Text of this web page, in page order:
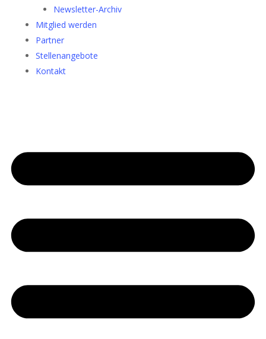
Newsletter-Archiv
Mitglied werden
Partner
Stellenangebote
Kontakt